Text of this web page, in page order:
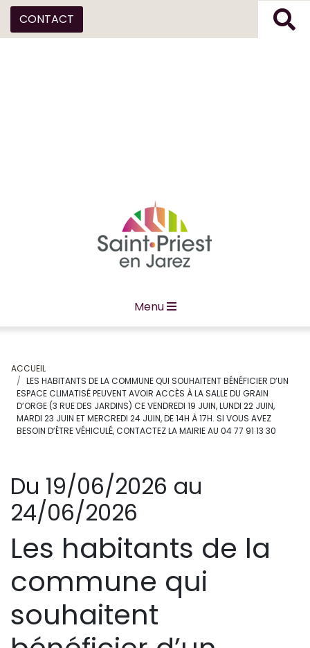
CONTACT
Menu
ACCUEIL
LES HABITANTS DE LA COMMUNE QUI SOUHAITENT BÉNÉFICIER D’UN
ESPACE CLIMATISÉ PEUVENT AVOIR ACCÈS À LA SALLE DU GRAIN
D’ORGE (3 RUE DES JARDINS) CE VENDREDI 19 JUIN, LUNDI 22 JUIN,
MARDI 23 JUIN ET MERCREDI 24 JUIN, DE 14H À 17H. SI VOUS AVEZ
BESOIN D’ÊTRE VÉHICULÉ, CONTACTEZ LA MAIRIE AU 04 77 91 13 30
Du 19/06/2026 au
24/06/2026
Les habitants de la
commune qui
souhaitent